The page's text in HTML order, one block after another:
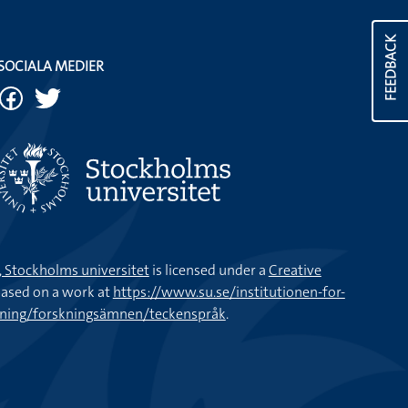
FEEDBACK
MEDIER
universitetis licensed under aCreative
on a work athttps://www.su.se/institutionen-for-
forskningsämnen/teckenspråk.